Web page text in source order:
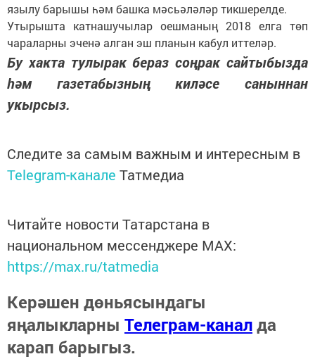
язылу барышы һәм башка мәсьәләләр тикшерелде.
Утырышта катнашучылар оешманың 2018 елга төп
чараларны эченә алган эш планын кабул иттеләр.
Бу хакта тулырак бераз соңрак сайтыбызда
һәм газетабызның киләсе саныннан
укырсыз.
Следите за самым важным и интересным в
Telegram-канале Татмедиа
Читайте новости Татарстана в
национальном мессенджере MАХ:
https://max.ru/tatmedia
Керәшен дөньясындагы
яңалыкларны Телеграм-каналда
карап барыгыз.